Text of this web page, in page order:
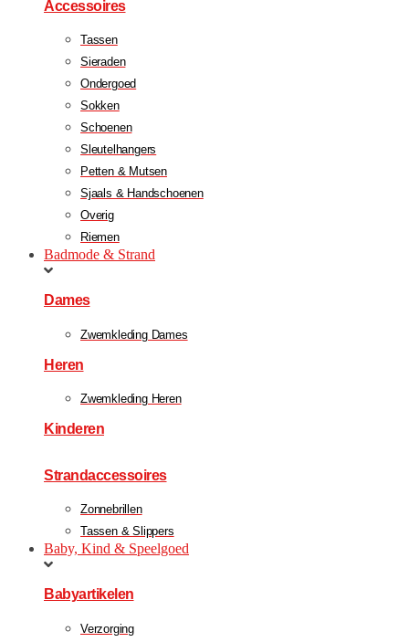
Accessoires
Tassen
Sieraden
Ondergoed
Sokken
Schoenen
Sleutelhangers
Petten & Mutsen
Sjaals & Handschoenen
Overig
Riemen
Badmode & Strand
Dames
Zwemkleding Dames
Heren
Zwemkleding Heren
Kinderen
Strandaccessoires
Zonnebrillen
Tassen & Slippers
Baby, Kind & Speelgoed
Babyartikelen
Verzorging